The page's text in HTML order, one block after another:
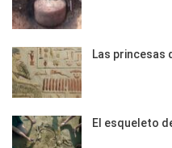
Las princesas
El esqueleto